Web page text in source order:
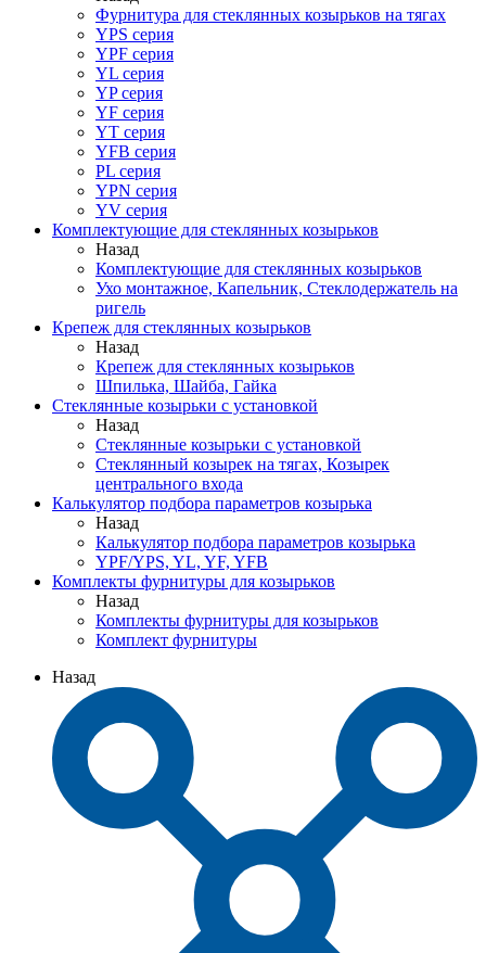
Фурнитура для стеклянных козырьков на тягах
YPS серия
YPF серия
YL серия
YP серия
YF серия
YT серия
YFB серия
PL серия
YPN серия
YV серия
Комплектующие для стеклянных козырьков
Назад
Комплектующие для стеклянных козырьков
Ухо монтажное, Капельник, Стеклодержатель на
ригель
Крепеж для стеклянных козырьков
Назад
Крепеж для стеклянных козырьков
Шпилька, Шайба, Гайка
Стеклянные козырьки с установкой
Назад
Стеклянные козырьки с установкой
Стеклянный козырек на тягах, Козырек
центрального входа
Калькулятор подбора параметров козырька
Назад
Калькулятор подбора параметров козырька
YPF/YPS, YL, YF, YFB
Комплекты фурнитуры для козырьков
Назад
Комплекты фурнитуры для козырьков
Комплект фурнитуры
Назад